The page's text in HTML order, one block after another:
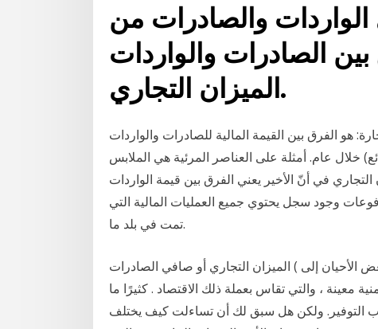
الواردات والصادرات من
الصادرات والواردات
الميزان التجاري.
هو الفرق بين القيمة المالية للصادرات والواردات
خلال عام. أمثلة على العناصر المرئية هي الملابس
في أنّ الأخير يعني الفرق بين قيمة الواردات
وجود سجل يحتوي جميع العمليات المالية التي
تمت في بلد ما.
الميزان التجاري أو صافي الصادرات ( يرمز في بعض الأحيان إلى nx ) ، وهو الفرق بين القيمة النقدية لل
معينة ، والتي تقاس بعملة ذلك الاقتصاد . كثيرًا ما
التوفير. ولكن هل سبق لك أن تساءلت كيف يختلف